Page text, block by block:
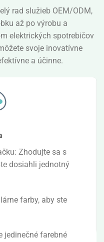
rad služieb OEM/ODM,
až po výrobu a
elektrických spotrebičov
svoje inovatívne
a účinne.
Zhodujte sa s
dosiahli jednotný
farby, aby ste
jedinečné farebné